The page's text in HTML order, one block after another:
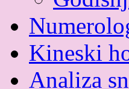
Kineski
Analiza